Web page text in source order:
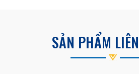
SẢN PHẨM